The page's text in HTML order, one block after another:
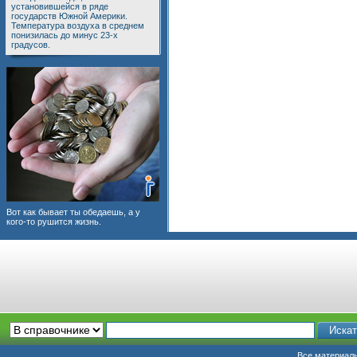
установившейся в ряде
государств Южной Америки.
Температура воздуха в среднем
понизилась до минус 23-х
градусов.
Вот как бывает ты обедаешь, а у
кого-то рушится жизнь.